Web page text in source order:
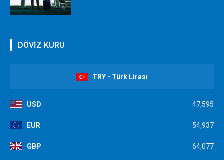
DÖVİZ KURU
TRY - Türk Lirası
USD 47,595
EUR 54,937
GBP 64,077